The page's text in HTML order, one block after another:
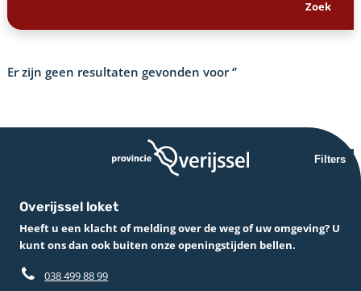
Er zijn geen resultaten gevonden voor‘’
Filters
Overijssel loket
Heeft u een klacht of melding over de weg of uw omgeving? U
kunt ons dan ook buiten onze openingstijden bellen.
038 499 88 99